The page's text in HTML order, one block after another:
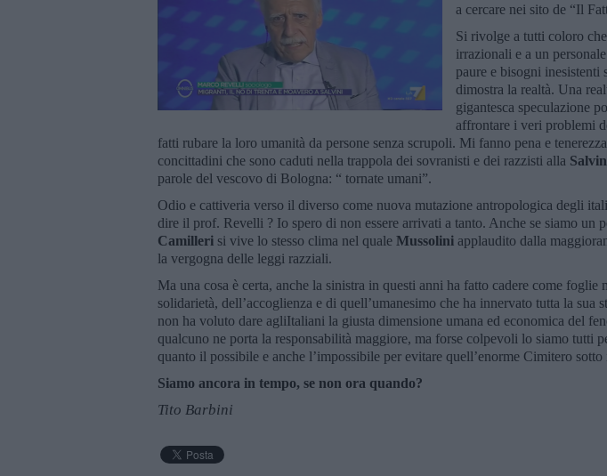
a cercare nei sito de “Il
Si rivolge a tutti coloro
irrazionali e a un
paure e bisogni
dimostra la realtà. Una
gigantesca speculazione
affrontare i veri problemi
fatti rubare la loro umanità da persone senza scrupoli. Mi fanno pena e
concittadini che sono caduti nella trappola dei sovranisti e dei razzisti alla
parole del vescovo di Bologna: “ tornate umani”.
Odio e cattiveria verso il diverso come nuova mutazione antropologica degli
dire il prof. Revelli ? Io spero di non essere arrivati a tanto. Anche se siamo un
Camilleri si vive lo stesso clima nel quale Mussolini applaudito dalla
la vergogna delle leggi razziali.
Ma una cosa è certa, anche la sinistra in questi anni ha fatto cadere come foglie
solidarietà, dell’accoglienza e di quell’umanesimo che ha innervato tutta la sua
non ha voluto dare agliItaliani la giusta dimensione umana ed economica del
qualcuno ne porta la responsabilità maggiore, ma forse colpevoli lo siamo tutti
quanto il possibile e anche l’impossibile per evitare quell’enorme Cimitero
Siamo ancora in tempo, se non ora quando?
Tito Barbini